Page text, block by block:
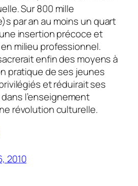
Sur 800 mille
par an au moins un quart
insertion précoce et
milieu professionnel.
enfin des moyens à
pratique de ses jeunes
et réduirait ses
l’enseignement
révolution culturelle.
2010